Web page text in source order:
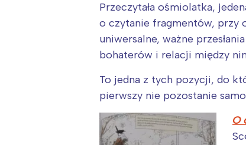
Przeczytała ośmiolatka,
o czytanie fragmentów, przy
uniwersalne, ważne
bohaterów i relacji między
To jedna z tych pozycji, do
pierwszy nie pozostanie
O